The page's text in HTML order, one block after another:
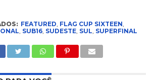
FEATURED, FLAG CUP SIXTEEN,
, SUB16, SUDESTE, SUL, SUPERFINAL